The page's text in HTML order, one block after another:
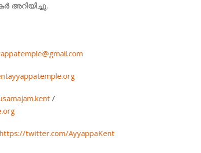
അറിയിച്ചു.
/
https://twitter.com/AyyappaKent